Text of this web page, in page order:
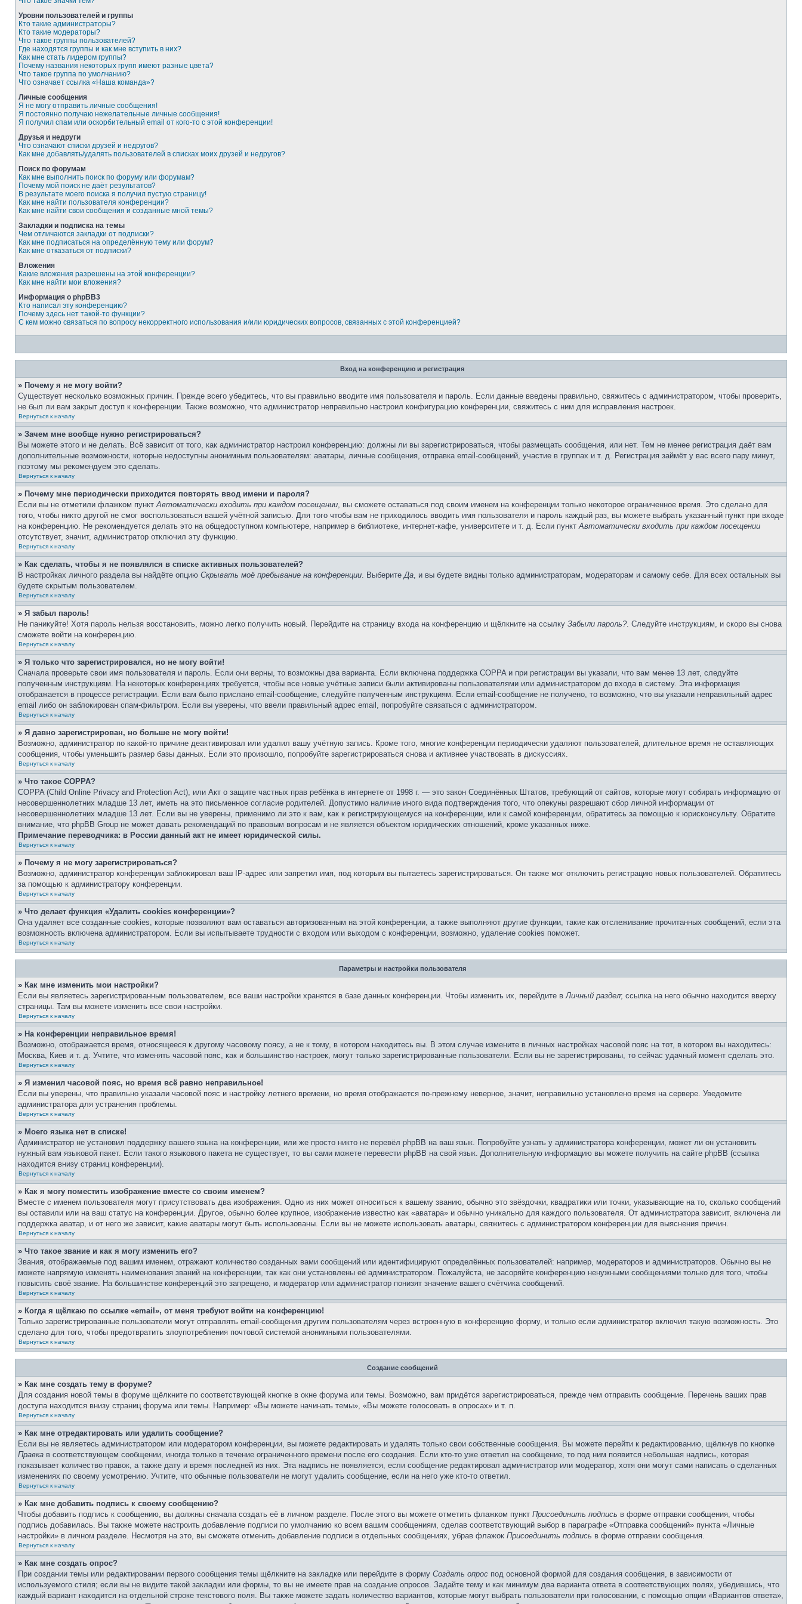
Уровни пользователей и группы
Кто такие администраторы?
Кто такие модераторы?
Что такое группы пользователей?
Где находятся группы и как мне вступить в них?
Как мне стать лидером группы?
Почему названия некоторых групп имеют разные цвета?
Что такое группа по умолчанию?
Что означает ссылка «Наша команда»?
Личные сообщения
Я не могу отправить личные сообщения!
Я постоянно получаю нежелательные личные сообщения!
Я получил спам или оскорбительный email от кого-то с этой конференции!
Друзья и недруги
Что означают списки друзей и недругов?
Как мне добавлять/удалять пользователей в списках моих друзей и недругов?
Поиск по форумам
Как мне выполнить поиск по форуму или форумам?
Почему мой поиск не даёт результатов?
В результате моего поиска я получил пустую страницу!
Как мне найти пользователя конференции?
Как мне найти свои сообщения и созданные мной темы?
Закладки и подписка на темы
Чем отличаются закладки от подписки?
Как мне подписаться на определённую тему или форум?
Как мне отказаться от подписки?
Вложения
Какие вложения разрешены на этой конференции?
Как мне найти мои вложения?
Информация о phpBB3
Кто написал эту конференцию?
Почему здесь нет такой-то функции?
С кем можно связаться по вопросу некорректного использования и/или юридических вопросов, связанных с этой конференцией?
Вход на конференцию и регистрация
» Почему я не могу войти?
Существует несколько возможных причин. Прежде всего убедитесь, что вы правильно вводите имя пользователя и пароль. Если данные введены правильно, свяжитесь с администратором, чтобы проверить,
не был ли вам закрыт доступ к конференции. Также возможно, что администратор неправильно настроил конфигурацию конференции, свяжитесь с ним для исправления настроек.
Вернуться к началу
» Зачем мне вообще нужно регистрироваться?
Вы можете этого и не делать. Всё зависит от того, как администратор настроил конференцию: должны ли вы зарегистрироваться, чтобы размещать сообщения, или нет. Тем не менее регистрация даёт вам
дополнительные возможности, которые недоступны анонимным пользователям: аватары, личные сообщения, отправка email-сообщений, участие в группах и т. д. Регистрация займёт у вас всего пару минут,
поэтому мы рекомендуем это сделать.
Вернуться к началу
» Почему мне периодически приходится повторять ввод имени и пароля?
Если вы не отметили флажком пунктАвтоматически входить при каждом посещении, вы сможете оставаться под своим именем на конференции только некоторое ограниченное время. Это сделано для
того, чтобы никто другой не смог воспользоваться вашей учётной записью. Для того чтобы вам не приходилось вводить имя пользователя и пароль каждый раз, вы можете выбрать указанный пункт при входе
на конференцию. Не рекомендуется делать это на общедоступном компьютере, например в библиотеке, интернет-кафе, университете и т. д. Если пунктАвтоматически входить при каждом посещении
отсутствует, значит, администратор отключил эту функцию.
Вернуться к началу
» Как сделать, чтобы я не появлялся в списке активных пользователей?
В настройках личного раздела вы найдёте опцию Скрывать моё пребывание на конференции. ВыберитеДа, и вы будете видны только администраторам, модераторам и самому себе. Для всех остальных вы
будете скрытым пользователем.
Вернуться к началу
» Я забыл пароль!
Не паникуйте! Хотя пароль нельзя восстановить, можно легко получить новый. Перейдите на страницу входа на конференцию и щёлкните на ссылку Забыли пароль?. Следуйте инструкциям, и скоро вы снова
сможете войти на конференцию.
Вернуться к началу
» Я только что зарегистрировался, но не могу войти!
Сначала проверьте свои имя пользователя и пароль. Если они верны, то возможны два варианта. Если включена поддержка COPPA и при регистрации вы указали, что вам менее 13 лет, следуйте
полученным инструкциям. На некоторых конференциях требуется, чтобы все новые учётные записи были активированы пользователями или администратором до входа в систему. Эта информация
отображается в процессе регистрации. Если вам было прислано email-сообщение, следуйте полученным инструкциям. Если email-сообщение не получено, то возможно, что вы указали неправильный адрес
email либо он заблокирован спам-фильтром. Если вы уверены, что ввели правильный адрес email, попробуйте связаться с администратором.
Вернуться к началу
» Я давно зарегистрирован, но больше не могу войти!
Возможно, администратор по какой-то причине деактивировал или удалил вашу учётную запись. Кроме того, многие конференции периодически удаляют пользователей, длительное время не оставляющих
сообщения, чтобы уменьшить размер базы данных. Если это произошло, попробуйте зарегистрироваться снова и активнее участвовать в дискуссиях.
Вернуться к началу
» Что такое COPPA?
COPPA (Child Online Privacy and Protection Act), или Акт о защите частных прав ребёнка в интернете от 1998 г. — это закон Соединённых Штатов, требующий от сайтов, которые могут собирать информацию от
несовершеннолетних младше 13 лет, иметь на это письменное согласие родителей. Допустимо наличие иного вида подтверждения того, что опекуны разрешают сбор личной информации от
несовершеннолетних младше 13 лет. Если вы не уверены, применимо ли это к вам, как к регистрирующемуся на конференции, или к самой конференции, обратитесь за помощью к юрисконсульту. Обратите
внимание, что phpBB Group не может давать рекомендаций по правовым вопросам и не является объектом юридических отношений, кроме указанных ниже.
Примечание переводчика: в России данный акт не имеет юридической силы.
Вернуться к началу
» Почему я не могу зарегистрироваться?
Возможно, администратор конференции заблокировал ваш IP-адрес или запретил имя, под которым вы пытаетесь зарегистрироваться. Он также мог отключить регистрацию новых пользователей. Обратитесь
за помощью к администратору конференции.
Вернуться к началу
» Что делает функция «Удалить cookies конференции»?
Она удаляет все созданные cookies, которые позволяют вам оставаться авторизованным на этой конференции, а также выполняют другие функции, такие как отслеживание прочитанных сообщений, если эта
возможность включена администратором. Если вы испытываете трудности с входом или выходом с конференции, возможно, удаление cookies поможет.
Вернуться к началу
Параметры и настройки пользователя
» Как мне изменить мои настройки?
Если вы являетесь зарегистрированным пользователем, все ваши настройки хранятся в базе данных конференции. Чтобы изменить их, перейдите вЛичный раздел; ссылка на него обычно находится вверху
страницы. Там вы можете изменить все свои настройки.
Вернуться к началу
» На конференции неправильное время!
Возможно, отображается время, относящееся к другому часовому поясу, а не к тому, в котором находитесь вы. В этом случае измените в личных настройках часовой пояс на тот, в котором вы находитесь:
Москва, Киев и т. д. Учтите, что изменять часовой пояс, как и большинство настроек, могут только зарегистрированные пользователи. Если вы не зарегистрированы, то сейчас удачный момент сделать это.
Вернуться к началу
» Я изменил часовой пояс, но время всё равно неправильное!
Если вы уверены, что правильно указали часовой пояс и настройку летнего времени, но время отображается по-прежнему неверное, значит, неправильно установлено время на сервере. Уведомите
администратора для устранения проблемы.
Вернуться к началу
» Моего языка нет в списке!
Администратор не установил поддержку вашего языка на конференции, или же просто никто не перевёл phpBB на ваш язык. Попробуйте узнать у администратора конференции, может ли он установить
нужный вам языковой пакет. Если такого языкового пакета не существует, то вы сами можете перевести phpBB на свой язык. Дополнительную информацию вы можете получить на сайте phpBB (ссылка
находится внизу страниц конференции).
Вернуться к началу
» Как я могу поместить изображение вместе со своим именем?
Вместе с именем пользователя могут присутствовать два изображения. Одно из них может относиться к вашему званию, обычно это звёздочки, квадратики или точки, указывающие на то, сколько сообщений
вы оставили или на ваш статус на конференции. Другое, обычно более крупное, изображение известно как «аватара» и обычно уникально для каждого пользователя. От администратора зависит, включена ли
поддержка аватар, и от него же зависит, какие аватары могут быть использованы. Если вы не можете использовать аватары, свяжитесь с администратором конференции для выяснения причин.
Вернуться к началу
» Что такое звание и как я могу изменить его?
Звания, отображаемые под вашим именем, отражают количество созданных вами сообщений или идентифицируют определённых пользователей: например, модераторов и администраторов. Обычно вы не
можете напрямую изменять наименования званий на конференции, так как они установлены её администратором. Пожалуйста, не засоряйте конференцию ненужными сообщениями только для того, чтобы
повысить своё звание. На большинстве конференций это запрещено, и модератор или администратор понизят значение вашего счётчика сообщений.
Вернуться к началу
» Когда я щёлкаю по ссылке «email», от меня требуют войти на конференцию!
Только зарегистрированные пользователи могут отправлять email-сообщения другим пользователям через встроенную в конференцию форму, и только если администратор включил такую возможность. Это
сделано для того, чтобы предотвратить злоупотребления почтовой системой анонимными пользователями.
Вернуться к началу
Создание сообщений
» Как мне создать тему в форуме?
Для создания новой темы в форуме щёлкните по соответствующей кнопке в окне форума или темы. Возможно, вам придётся зарегистрироваться, прежде чем отправить сообщение. Перечень ваших прав
доступа находится внизу страниц форума или темы. Например: «Вы можете начинать темы», «Вы можете голосовать в опросах» и т. п.
Вернуться к началу
» Как мне отредактировать или удалить сообщение?
Если вы не являетесь администратором или модератором конференции, вы можете редактировать и удалять только свои собственные сообщения. Вы можете перейти к редактированию, щёлкнув по кнопке
Правка в соответствующем сообщении, иногда только в течение ограниченного времени после его создания. Если кто-то уже ответил на сообщение, то под ним появится небольшая надпись, которая
показывает количество правок, а также дату и время последней из них. Эта надпись не появляется, если сообщение редактировал администратор или модератор, хотя они могут сами написать о сделанных
изменениях по своему усмотрению. Учтите, что обычные пользователи не могут удалить сообщение, если на него уже кто-то ответил.
Вернуться к началу
» Как мне добавить подпись к своему сообщению?
Чтобы добавить подпись к сообщению, вы должны сначала создать её в личном разделе. После этого вы можете отметить флажком пункт Присоединить подпись в форме отправки сообщения, чтобы
подпись добавилась. Вы также можете настроить добавление подписи по умолчанию ко всем вашим сообщениям, сделав соответствующий выбор в параграфе «Отправка сообщений» пункта «Личные
настройки» в личном разделе. Несмотря на это, вы сможете отменить добавление подписи в отдельных сообщениях, убрав флажок Присоединить подпись в форме отправки сообщения.
Вернуться к началу
» Как мне создать опрос?
При создании темы или редактировании первого сообщения темы щёлкните на закладке или перейдите в форму Создать опрос под основной формой для создания сообщения, в зависимости от
используемого стиля; если вы не видите такой закладки или формы, то вы не имеете прав на создание опросов. Задайте тему и как минимум два варианта ответа в соответствующих полях, убедившись, что
каждый вариант находится на отдельной строке текстового поля. Вы также можете задать количество вариантов, которые могут выбрать пользователи при голосовании, с помощью опции «Вариантов ответа»,